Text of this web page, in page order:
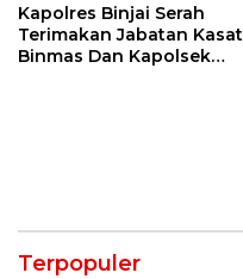
Kapolres Binjai Serah
Terimakan Jabatan Kasat
Binmas Dan Kapolsek
Terpopuler